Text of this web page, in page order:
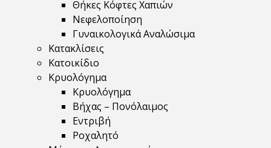
Θήκες Κόφτες Χαπιών
Νεφελοποίηση
Γυναικολογικά Αναλώσιμα
Κατακλίσεις
Κατοικίδιο
Κρυολόγημα
Κρυολόγημα
Βήχας – Πονόλαιμος
Εντριβή
Ροχαλητό